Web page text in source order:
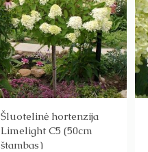
Šluotelinė hortenzija
Limelight C5 (50cm
štambas)